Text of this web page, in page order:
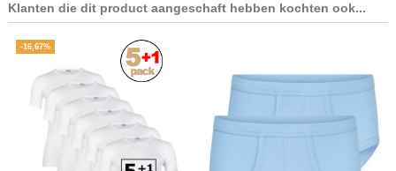
Klanten die dit product aangeschaft hebben kochten ook...
-16,67%